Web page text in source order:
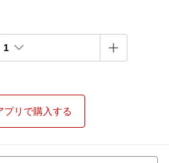
1
プリで購入する